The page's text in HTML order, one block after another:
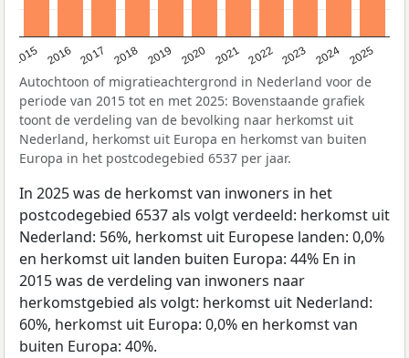
2015 2016 2017 2018 2019 2020 2021 2022 2023 2024 2025
Autochtoon of migratieachtergrond in Nederland voor de
periode van 2015 tot en met 2025: Bovenstaande grafiek
toont de verdeling van de bevolking naar herkomst uit
Nederland, herkomst uit Europa en herkomst van buiten
Europa in het postcodegebied 6537 per jaar.
In 2025 was de herkomst van inwoners in het
postcodegebied 6537 als volgt verdeeld: herkomst uit
Nederland: 56%, herkomst uit Europese landen: 0,0%
en herkomst uit landen buiten Europa: 44% En in
2015 was de verdeling van inwoners naar
herkomstgebied als volgt: herkomst uit Nederland:
60%, herkomst uit Europa: 0,0% en herkomst van
buiten Europa: 40%.